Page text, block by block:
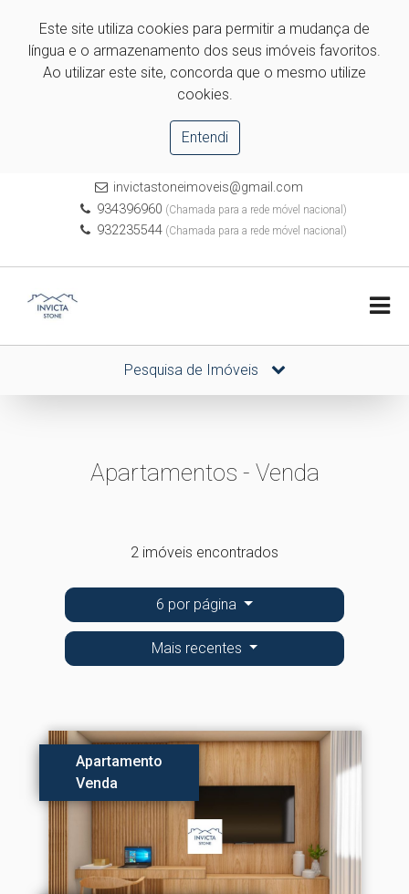
Este site utiliza cookies para permitir a mudança de
língua e o armazenamento dos seus imóveis favoritos.
Ao utilizar este site, concorda que o mesmo utilize
cookies.
Entendi
invictastoneimoveis@gmail.com
934396960 (Chamada para a rede móvel nacional)
932235544 (Chamada para a rede móvel nacional)
Pesquisa de Imóveis
Apartamentos - Venda
2 imóveis encontrados
6 por página
Mais recentes
Apartamento
Venda